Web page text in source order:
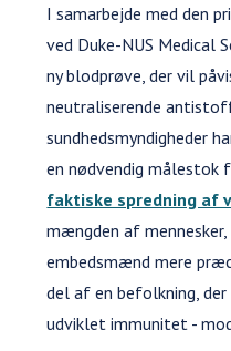
I samarbejde med den
ved Duke-NUS Medical
ny blodprøve, der vil
neutraliserende
sundhedsmyndigheder
en nødvendig målestok
faktiske spredning af
mængden af
embedsmænd mere
del af en befolkning,
udviklet immunitet -